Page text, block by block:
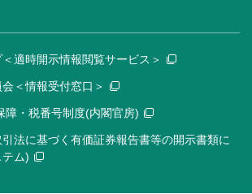
適時開示情報閲覧サービス＞
＜情報受付窓口＞
障・税番号制度(内閣官房)
法に基づく有価証券報告書等の開示書類に
ム)